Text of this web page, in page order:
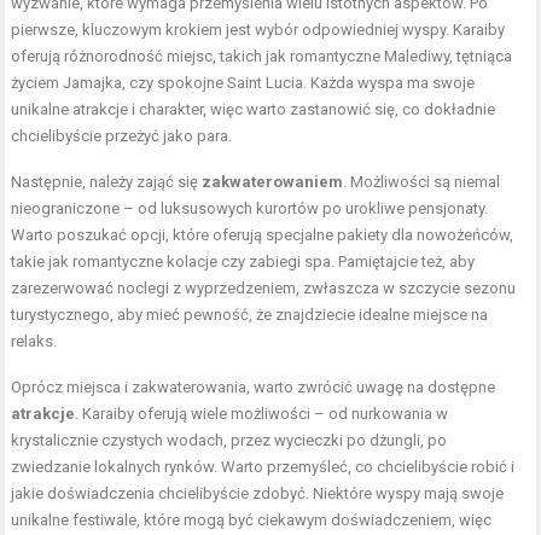
pierwsze, kluczowym krokiem jest wybór odpowiedniej wyspy. Karaiby
oferują różnorodność miejsc, takich jak romantyczne Malediwy, tętniąca
życiem Jamajka, czy spokojne Saint Lucia. Każda wyspa ma swoje
unikalne atrakcje i charakter, więc warto zastanowić się, co dokładnie
chcielibyście przeżyć jako para.
Następnie, należy zająć się zakwaterowaniem . Możliwości są niemal
nieograniczone – od luksusowych kurortów po urokliwe pensjonaty.
Warto poszukać opcji, które oferują specjalne pakiety dla nowożeńców,
takie jak romantyczne kolacje czy zabiegi spa. Pamiętajcie też, aby
zarezerwować noclegi z wyprzedzeniem, zwłaszcza w szczycie sezonu
turystycznego, aby mieć pewność, że znajdziecie idealne miejsce na
relaks.
Oprócz miejsca i zakwaterowania, warto zwrócić uwagę na dostępne
atrakcje . Karaiby oferują wiele możliwości – od nurkowania w
krystalicznie czystych wodach, przez wycieczki po dżungli, po
zwiedzanie lokalnych rynków. Warto przemyśleć, co chcielibyście robić i
jakie doświadczenia chcielibyście zdobyć. Niektóre wyspy mają swoje
unikalne festiwale, które mogą być ciekawym doświadczeniem, więc